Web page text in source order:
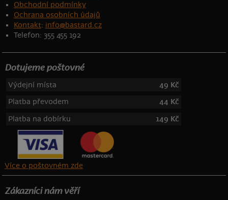
Obchodní podmínky
Ochrana osobních údajů
Kontakt: info@bastard.cz
Telefon: 355 455 192
Dotujeme poštovné
Výdejní místa
49 Kč
Platba převodem
44 Kč
Platba na dobírku
149 Kč
Více o poštovném zde
Zákazníci nám věří